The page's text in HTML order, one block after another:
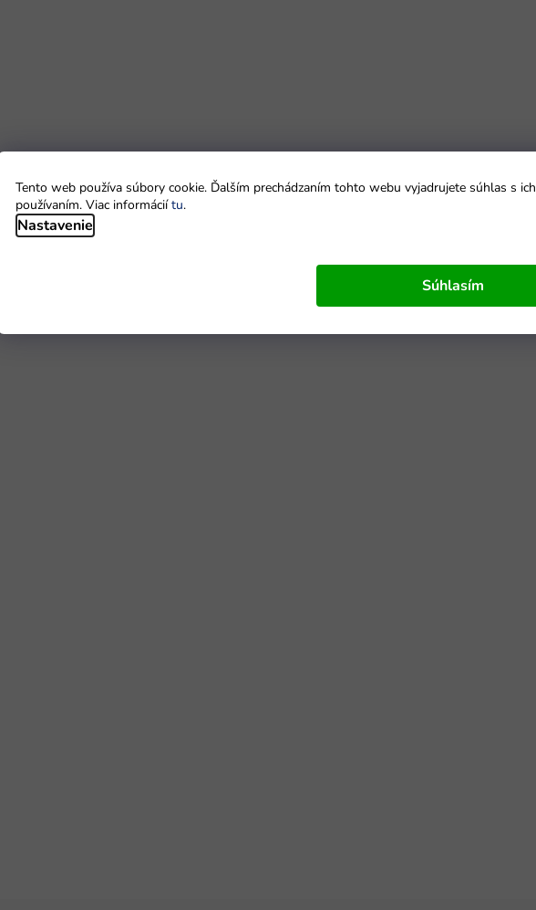
Tento web používa súbory cookie. Ďalším prechádzaním tohto webu vyjadrujete súhlas s ich
používaním. Viac informáciítu.
Nastavenie
Súhlasím